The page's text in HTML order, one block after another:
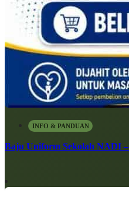
INFO & PANDUAN
Baju Uniform Sekolah NADI